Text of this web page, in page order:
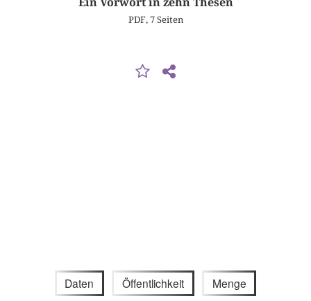
Ein Vorwort in zehn Thesen
PDF, 7 Seiten
Daten Öffentlichkeit Menge